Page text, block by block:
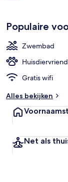
Populaire
Zwembad
Gratis wifi
Alles bekijken
Net als